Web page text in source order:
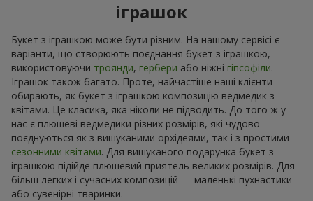
іграшок
Букет з іграшкою може бути різним. На нашому сервісі є
варіанти, що створюють поєднання букет з іграшкою,
використовуючи троянди, гербери або ніжні гіпсофіли.
Іграшок також багато. Проте, найчастіше наші клієнти
обирають, як букет з іграшкою композицію ведмедик з
квітами. Це класика, яка ніколи не підводить. До того ж у
нас є плюшеві ведмедики різних розмірів, які чудово
поєднуються як з вишуканими орхідеями, так і з простими
сезонними квітами. Для вишуканого подарунка букет з
іграшкою підійде плюшевий приятель великих розмірів. Для
більш легких і сучасних композицій — маленькі пухнастики
або сувенірні тваринки.